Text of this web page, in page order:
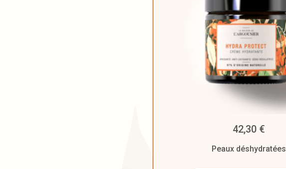
42,30 €
Peaux déshydratées